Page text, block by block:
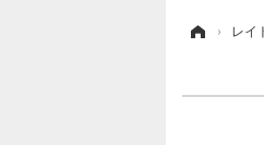
› レイ